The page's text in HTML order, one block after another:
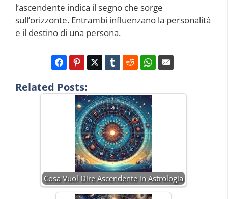
l’ascendente indica il segno che sorge
sull’orizzonte. Entrambi influenzano la personalità
e il destino di una persona.
Related Posts:
Cosa Vuol Dire Ascendente in Astrologia